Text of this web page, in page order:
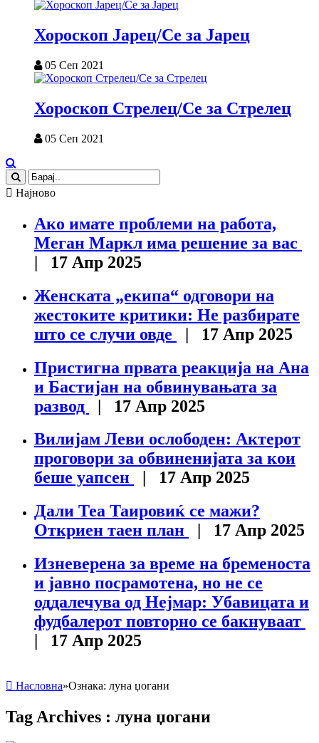
Хороскоп Јарец/Се за Јарец
05 Сеп 2021
Хороскоп Стрелец/Се за Стрелец
05 Сеп 2021
Најново
Ако имате проблеми на работа,
Меган Маркл има решение за вас
| 17 Апр 2025
Женската „екипа“ одговори на
жестоките критики: Не разбирате
што се случи овде
| 17 Апр 2025
Пристигна првата реакција на Ана
и Бастијан на обвинувањата за
развод
| 17 Апр 2025
Вилијам Леви ослободен: Актерот
проговори за обвиненијата за кои
беше уапсен
| 17 Апр 2025
Дали Теа Таировиќ се мажи?
Откриен таен план
| 17 Апр 2025
Изневерена за време на бременоста
и јавно посрамотена, но не се
оддалечува од Нејмар: Убавицата и
фудбалерот повторно се бакнуваат
| 17 Апр 2025
Насловна»Ознака: луна џогани
Tag Archives : луна џогани